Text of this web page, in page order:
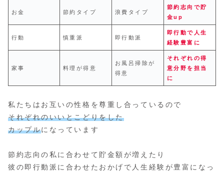
お金 節約タイプ 浪費タイプ
節約志向で貯
金up
行動 慎重派 即行動派
即行動で人生
経験豊富に
家事 料理が得意
お風呂掃除が
得意
それぞれの得
意分野を担当
に
私たちはお互いの性格を尊重し合っているので
それぞれのいいとこどりをした
カップルになっています
節約志向の私に合わせて貯金額が増えたり
彼の即行動派に合わせたおかげで人生経験が豊富になっ